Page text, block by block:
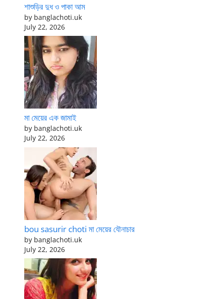
শাশুড়ির দুধ ও পাকা আম
by banglachoti.uk
July 22, 2026
মা মেয়ের এক জামাই
by banglachoti.uk
July 22, 2026
bou sasurir choti মা মেয়ের যৌনাচার
by banglachoti.uk
July 22, 2026